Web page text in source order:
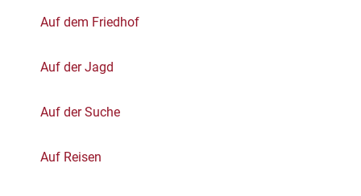
Auf dem Friedhof
Auf der Jagd
Auf der Suche
Auf Reisen